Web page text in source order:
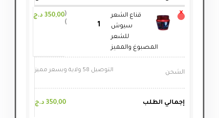
×
قناع الشعر
سيوش
للشعر
المصبوغ والمميز
350,00 د.ج
الشحن التوصيل 58 ولاية وبسعر مميز
إجمالي الطلب 350,00 د.ج